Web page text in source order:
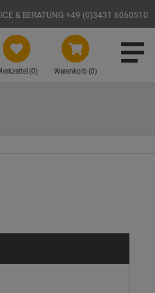
& BERATUNG +49 (0)3431 6060510
Warenkorb (0)
(0)